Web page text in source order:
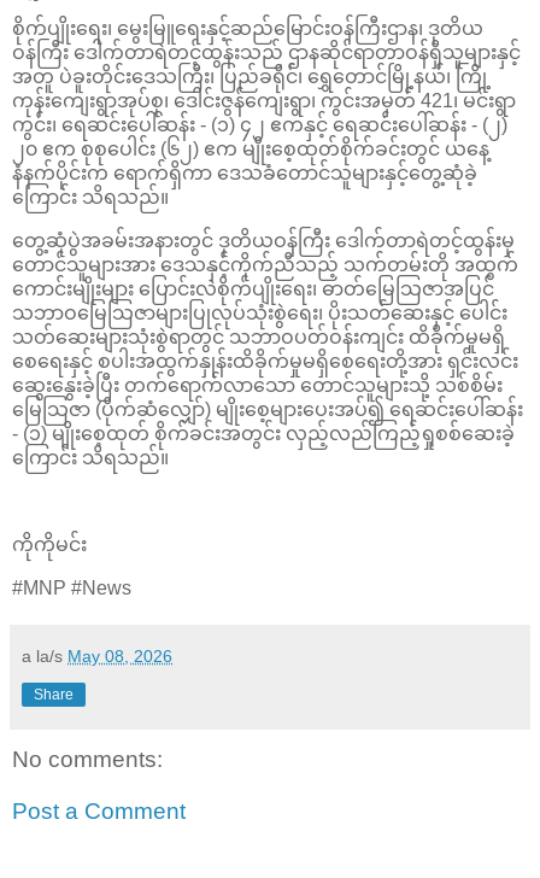
စိုက်ပျိုးရေး၊ မွေးမြူရေးနှင့်ဆည်မြောင်းဝန်ကြီးဌာန၊ ဒုတိယ
ဝန်ကြီး ဒေါက်တာရဲတင့်ထွန်းသည် ဌာနဆိုင်ရာတာဝန်ရှိသူများနှင့်
အတူ ပဲခူးတိုင်းဒေသကြီး၊ ပြည်ခရိုင်၊ ရွှေတောင်မြို့နယ်၊ ကြို့
ကုန်းကျေးရွာအုပ်စု၊ ဒေါင်းဇွန်ကျေးရွာ၊ ကွင်းအမှတ် 421၊ မင်းရွာ
ကွင်း၊ ရေဆင်းပေါ်ဆန်း - (၁) ၄၂ ဧကနှင့် ရေဆင်းပေါ်ဆန်း - (၂)
၂၀ ဧက စုစုပေါင်း (၆၂) ဧက မျိုးစေ့ထုတ်စိုက်ခင်းတွင် ယနေ့
နံနက်ပိုင်းက ရောက်ရှိကာ ဒေသခံတောင်သူများနှင့်တွေ့ဆုံခဲ့
ကြောင်း သိရသည်။
တွေ့ဆုံပွဲအခမ်းအနားတွင် ဒုတိယဝန်ကြီး ဒေါက်တာရဲတင့်ထွန်းမှ
တောင်သူများအား ဒေသနှင့်ကိုက်ညီသည့် သက်တမ်းတို အထွက်
ကောင်းမျိုးများ ပြောင်းလဲစိုက်ပျိုးရေး၊ ဓာတ်မြေသြဇာအပြင်
သဘာဝမြေသြဇာများပြုလုပ်သုံးစွဲရေး၊ ပိုးသတ်ဆေးနှင့် ပေါင်း
သတ်ဆေးများသုံးစွဲရာတွင် သဘာဝပတ်ဝန်းကျင်း ထိခိုက်မှုမရှိ
စေရေးနှင့် စပါးအထွက်နှုန်းထိခိုက်မှုမရှိစေရေးတို့အား ရှင်းလင်း
ဆွေးနွေးခဲ့ပြီး တက်ရောက်လာသော တောင်သူများသို့ သစ်စိမ်း
မြေသြဇာ (ပိုက်ဆံလျှော်) မျိုးစေ့များပေးအပ်၍ ရေဆင်းပေါ်ဆန်း
- (၁) မျိုးစေ့ထုတ် စိုက်ခင်းအတွင်း လှည့်လည်ကြည့်ရှုစစ်ဆေးခဲ့
ကြောင်း သိရသည်။
ကိုကိုမင်း
#MNP #News
a la/s May 08, 2026
Share
No comments:
Post a Comment